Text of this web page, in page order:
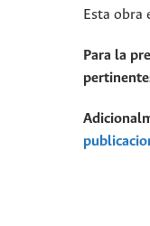
Esta obra
Para la